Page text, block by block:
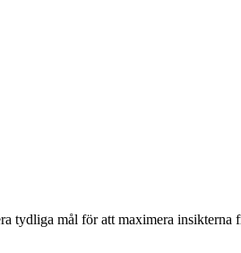
tydliga mål för att maximera insikterna